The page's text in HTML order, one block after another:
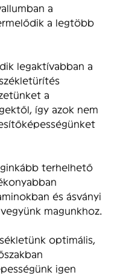
a
a legtöbb
legaktívabban a
a
így azok nem
terhelhető
és ásványi
magunkhoz.
optimális,
igen